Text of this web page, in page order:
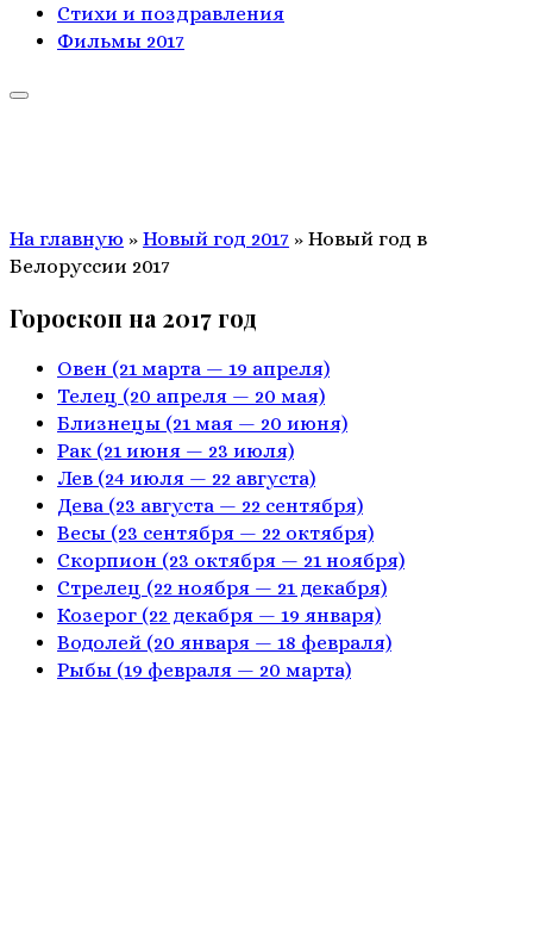
Стихи и поздравления
Фильмы 2017
На главную » Новый год 2017 » Новый год в
Белоруссии 2017
Гороскоп на 2017 год
Овен (21 марта — 19 апреля)
Телец (20 апреля — 20 мая)
Близнецы (21 мая — 20 июня)
Рак (21 июня — 23 июля)
Лев (24 июля — 22 августа)
Дева (23 августа — 22 сентября)
Весы (23 сентября — 22 октября)
Скорпион (23 октября — 21 ноября)
Стрелец (22 ноября — 21 декабря)
Козерог (22 декабря — 19 января)
Водолей (20 января — 18 февраля)
Рыбы (19 февраля — 20 марта)